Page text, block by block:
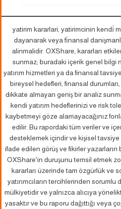
yatirim kararlari, yatirimcinin kendi̇
dayanarak veya fi̇nansal
alinmalidir. OXShare, kararları
sunmaz; buradaki içerik genel bilgi
yatırım hizmetleri ya da finansal
bireysel hedefleri, finansal
dikkate almayan geniş bir analiz
kendi yatırım hedeflerinizi ve risk
kaybetmeyi göze alamayacağınız
edilir. Bu rapordaki tüm veriler ve
desteklemek içindir ve kişisel
ifade edilen görüş ve fikirler yazarların
OXShare'in duruşunu temsil etmek
kararları üzerinde tam özgürlük ve
yatırımcıların tercihlerinden
mülkiyetidir ve yalnızca alıcıya
yasaktır ve bu raporu dağıttığı veya